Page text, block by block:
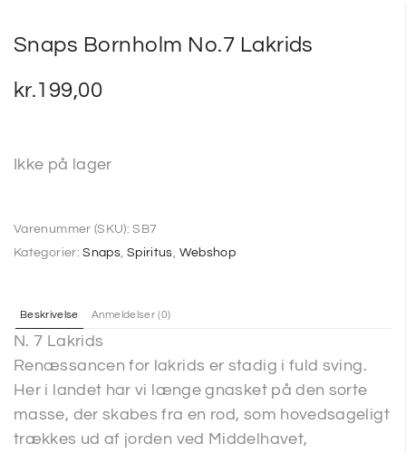
Snaps Bornholm No.7 Lakrids
kr.199,00
Ikke på lager
Varenummer (SKU):SB7
Kategorier:Snaps Spiritus Webshop
Beskrivelse Anmeldelser (0)
N. 7 Lakrids
Renæssancen for lakrids er stadig i fuld sving.
Her i landet har vi længe gnasket på den sorte
masse, der skabes fra en rod, som hovedsageligt
trækkes ud af jorden ved Middelhavet,